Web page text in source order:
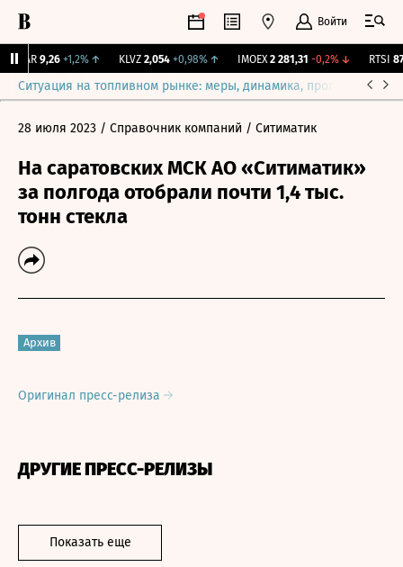
Войти
9,26 +1,2%↑ KLVZ 2,054 +0,98%↑ IMOEX 2 281,31 -0,2%↓ RTSI
Ситуация на топливном рынке: меры, динамика, прогнозы
28 июля 2023 / Справочник компаний / Ситиматик
На саратовских МСК АО «Ситиматик»
за полгода отобрали почти 1,4 тыс.
тонн стекла
Архив
Оригинал пресс-релиза
ДРУГИЕ ПРЕСС-РЕЛИЗЫ
Показать еще